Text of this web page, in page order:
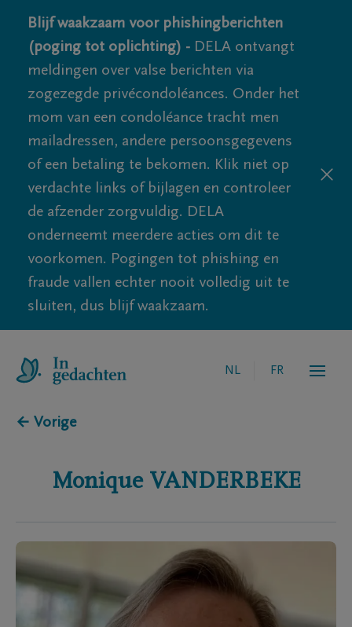
Blijf waakzaam voor phishingberichten
(poging tot oplichting) - DELA ontvangt
meldingen over valse berichten via
zogezegde privécondoléances. Onder het
mom van een condoléance tracht men
mailadressen, andere persoonsgegevens
of een betaling te bekomen. Klik niet op
verdachte links of bijlagen en controleer
de afzender zorgvuldig. DELA
onderneemt meerdere acties om dit te
voorkomen. Pogingen tot phishing en
fraude vallen echter nooit volledig uit te
sluiten, dus blijf waakzaam.
NL FR
← Vorige
Monique VANDERBEKE